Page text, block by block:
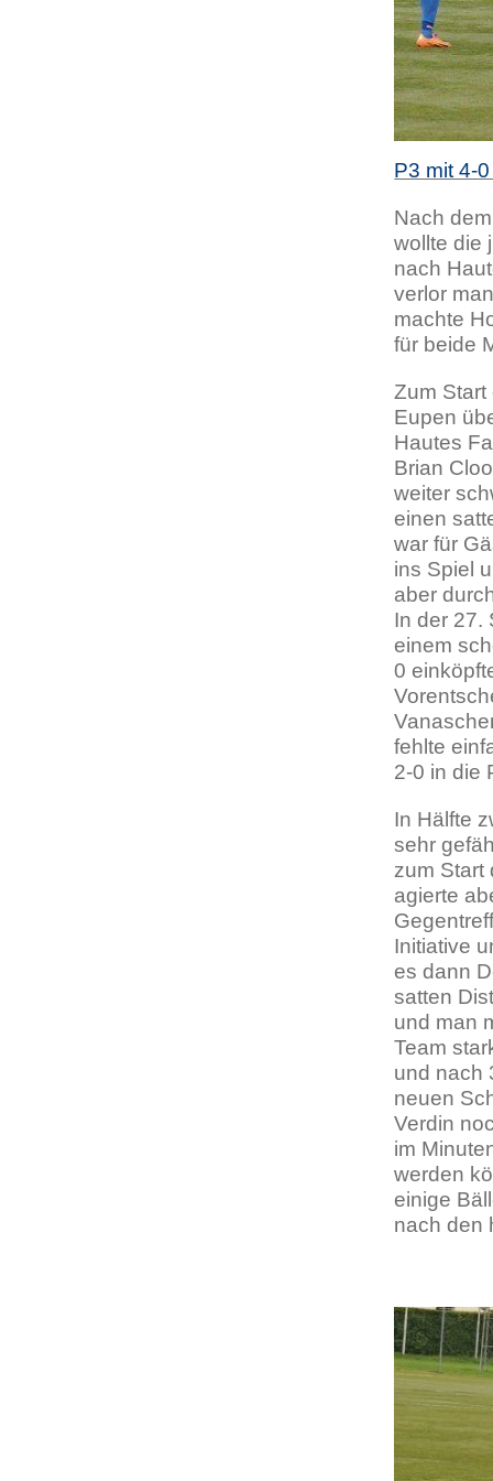
P3 mit 4-
Nach
wollte die
nach
verlor
machte
für beide
Zum
Eupen
Hautes
Brian
weiter
einen
war für
ins Spiel
aber
In der 27.
einem
0
fehlte
2-0 in die
In Hälfte
sehr
zum Start
agierte
Initiative
es dann
satten
und man
Team
und nach
neuen
Verdin
im
werden
einige
nach den